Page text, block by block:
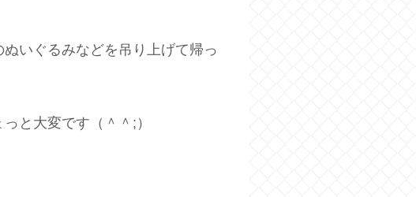
いぐるみなどを吊り上げて帰っ
と大変です（＾＾;）